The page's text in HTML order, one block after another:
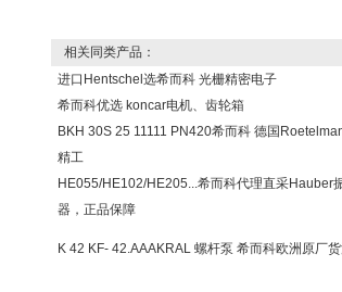
相关同类产品：
进口Hentschel选希而科 光栅精密电子
希而科优选 koncar电机、齿轮箱
BKH 30S 25 11111 PN420希而科 德国
精工
HE055/HE102/HE205...希而科代理直采Hauber
器，正品保障
K 42 KF- 42.AAAKRAL 螺杆泵 希而科欧洲原厂